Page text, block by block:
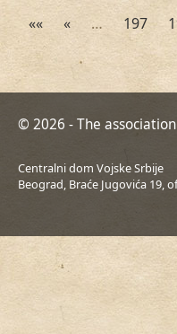
««
« … 197
© 2026 - The
Centralni dom Vojske Srbije
Beograd, Braće Jugovića 19,